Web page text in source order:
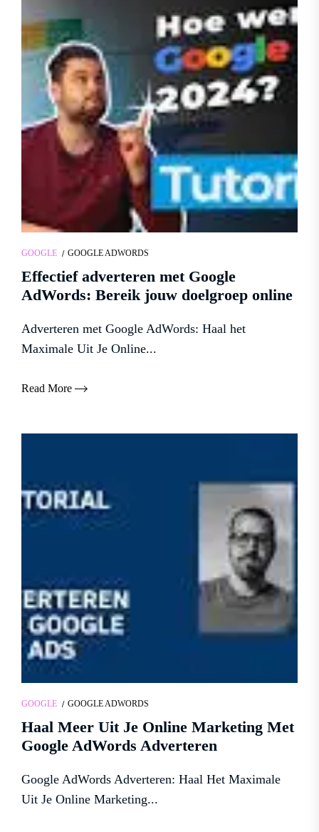
GOOGLE GOOGLE ADWORDS
Effectief adverteren met Google
AdWords: Bereik jouw doelgroep online
Adverteren met Google AdWords: Haal het
Maximale Uit Je Online...
Read More
GOOGLE GOOGLE ADWORDS
Haal Meer Uit Je Online Marketing Met
Google AdWords Adverteren
Google AdWords Adverteren: Haal Het Maximale
Uit Je Online Marketing...